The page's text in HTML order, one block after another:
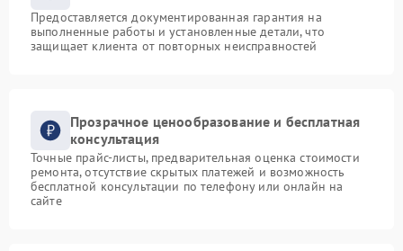
Предоставляется документированная гарантия на
выполненные работы и установленные детали, что
защищает клиента от повторных неисправностей
Прозрачное ценообразование и бесплатная
консультация
Точные прайс-листы, предварительная оценка стоимости
ремонта, отсутствие скрытых платежей и возможность
бесплатной консультации по телефону или онлайн на
сайте